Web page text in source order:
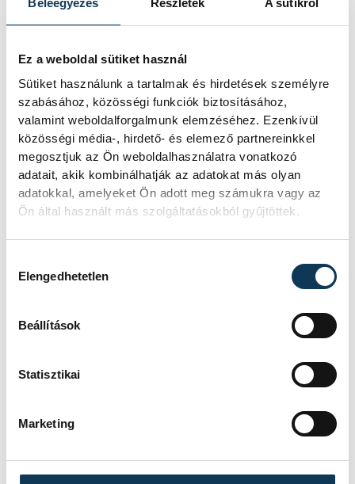
Beleegyezés Részletek A sütikről
Ez a weboldal sütiket használ
Sütiket használunk a tartalmak és hirdetések személyre
szabásához, közösségi funkciók biztosításához,
valamint weboldalforgalmunk elemzéséhez. Ezenkívül
közösségi média-, hirdető- és elemező partnereinkkel
megosztjuk az Ön weboldalhasználatra vonatkozó
adatait, akik kombinálhatják az adatokat más olyan
adatokkal, amelyeket Ön adott meg számukra vagy az
Ön által használt más szolgáltatásokból gyűjtöttek.
Elengedhetetlen
Beállítások
Statisztikai
Marketing